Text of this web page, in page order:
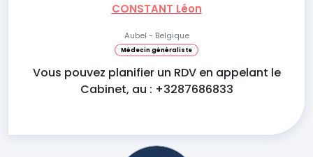
CONSTANT Léon
Aubel - Belgique
Médecin généraliste
Vous pouvez planifier un RDV en appelant le
Cabinet, au : +3287686833